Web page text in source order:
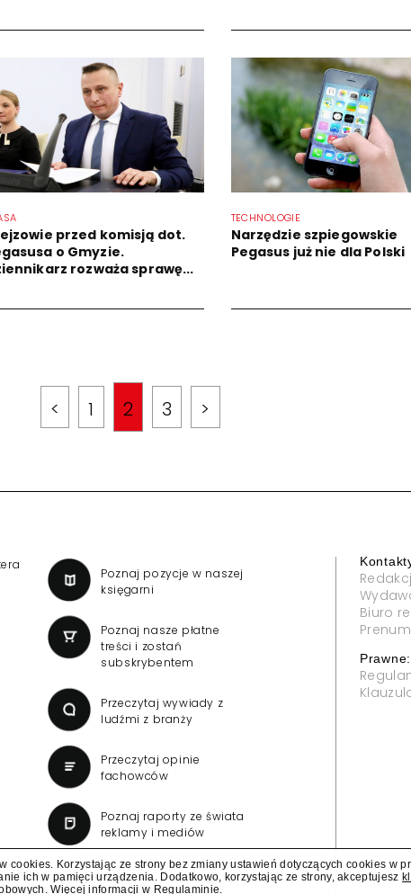
przed komisją dot.
o Gmyzie.
rozważa sprawę...
TECHNOLOGIE
Narzędzie szpiegowskie
Pegasus już nie dla Polski
< 1 2 3 >
Poznaj pozycje w naszej
księgarni
Poznaj nasze płatne
treści i zostań
subskrybentem
Przeczytaj wywiady z
ludźmi z branży
Przeczytaj opinie
fachowców
Poznaj raporty ze świata
reklamy i mediów
Biuro
Prawne:
cookies. Korzystając ze strony bez zmiany ustawień dotyczących cookies w
ich w pamięci urządzenia. Dodatkowo, korzystając ze strony, akceptujesz
. Więcej informacji w Regulaminie.